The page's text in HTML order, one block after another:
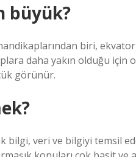
büyük?
biri,
daha yakın olduğu
görünür.
veri ve bilgiyi temsil